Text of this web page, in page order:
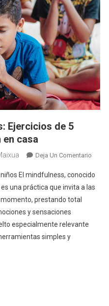
Ejercicios de 5
en casa
Deja Un ComentarioEn
Para
Niños:
El mindfulness, conocido
una práctica que invita a las
prestando total
y sensaciones
especialmente relevante
simples y